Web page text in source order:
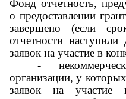
Фонд отчетность,
о предоставлении
завершено (если
отчетности
заявок на участие в
-
организации, у
заявок на участие